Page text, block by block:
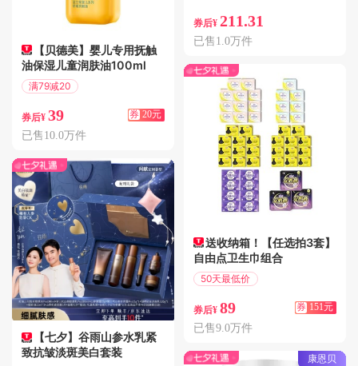
【贝德美】婴儿专用抚触
油保湿儿童润肤油100ml
满79减20
券后¥ 39 券 20元
已售10.0万件
【七夕】谷雨山参水乳紧
致抗皱淡斑美白套装
券后¥ 211.31
已售1.0万件
送收纳箱！【任选拍3套】
自由点卫生巾组合
50天最低价
券后¥ 89 券 151元
已售9.0万件
康恩贝